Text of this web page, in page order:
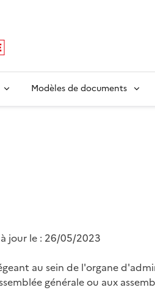
Modèles de documents
jour le : 26/05/2023
au sein de l'organe
générale ou aux